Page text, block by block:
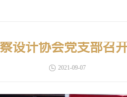
设计协会党支部召
2021-09-07